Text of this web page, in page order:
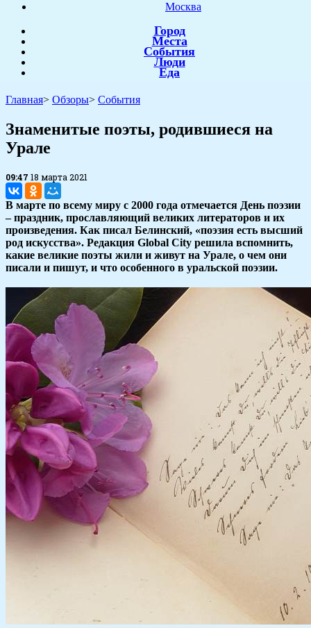
Москва
Город
Места
События
Люди
Еда
Главная> Обзоры> События
Знаменитые поэты, родившиеся на
Урале
09:47 18 марта 2021
В марте по всему миру с 2000 года отмечается День поэзии
– праздник, прославляющий великих литераторов и их
произведения. Как писал Белинский, «поэзия есть высший
род искусства». Редакция Global City решила вспомнить,
какие великие поэты жили и живут на Урале, о чем они
писали и пишут, и что особенного в уральской поэзии.